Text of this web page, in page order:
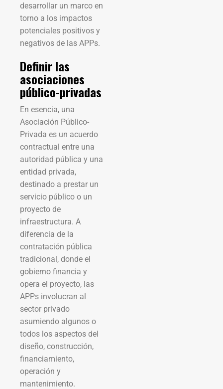
desarrollar un marco en
torno a los impactos
potenciales positivos y
negativos de las APPs.
Definir las
asociaciones
público-privadas
En esencia, una
Asociación Público-
Privada es un acuerdo
contractual entre una
autoridad pública y una
entidad privada,
destinado a prestar un
servicio público o un
proyecto de
infraestructura. A
diferencia de la
contratación pública
tradicional, donde el
gobierno financia y
opera el proyecto, las
APPs involucran al
sector privado
asumiendo algunos o
todos los aspectos del
diseño, construcción,
financiamiento,
operación y
mantenimiento.